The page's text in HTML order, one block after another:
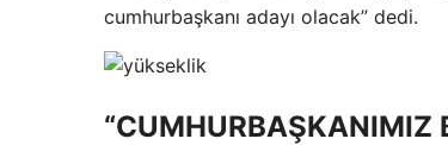
cumhurbaşkanı adayı olacak” dedi.
“CUMHURBAŞKANIMIZ